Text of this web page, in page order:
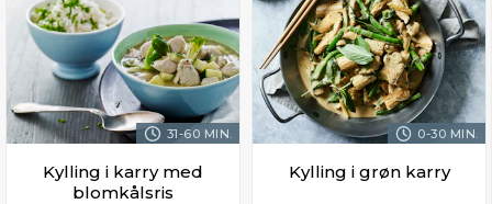
31-60 MIN.
Kylling i karry med
blomkålsris
0-30 MIN.
Kylling i grøn karry